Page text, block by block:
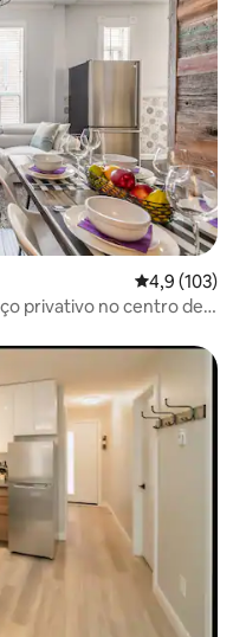
4,9 de uma
4,9 (103)
privativo no centro de